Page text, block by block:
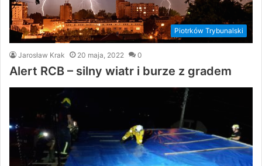
Piotrków Trybunalski
Jarosław Krak 20 maja, 2022 0
Alert RCB – silny wiatr i burze z gradem